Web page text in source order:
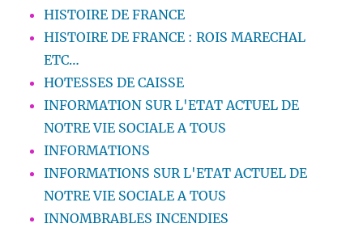
HISTOIRE DE FRANCE
HISTOIRE DE FRANCE : ROIS MARECHAL
ETC…
HOTESSES DE CAISSE
INFORMATION SUR L'ETAT ACTUEL DE
NOTRE VIE SOCIALE A TOUS
INFORMATIONS
INFORMATIONS SUR L'ETAT ACTUEL DE
NOTRE VIE SOCIALE A TOUS
INNOMBRABLES INCENDIES